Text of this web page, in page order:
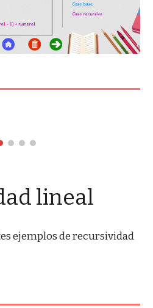
lineal
ejemplos de recursividad